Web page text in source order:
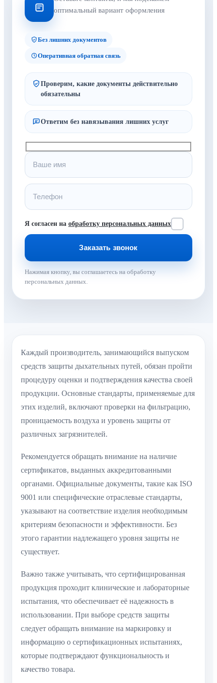
оптимальный вариант оформления
Без лишних документов
Оперативная обратная связь
Проверим, какие документы действительно
обязательны
Ответим без навязывания лишних услуг
Я согласен на обработку персональных данных
Нажимая кнопку, вы соглашаетесь на обработку
персональных данных.
Каждый производитель, занимающийся выпуском
средств защиты дыхательных путей, обязан пройти
процедуру оценки и подтверждения качества своей
продукции. Основные стандарты, применяемые для
этих изделий, включают проверки на фильтрацию,
проницаемость воздуха и уровень защиты от
различных загрязнителей.
Рекомендуется обращать внимание на наличие
сертификатов, выданных аккредитованными
органами. Официальные документы, такие как ISO
9001 или специфические отраслевые стандарты,
указывают на соответствие изделия необходимым
критериям безопасности и эффективности. Без
этого гарантии надлежащего уровня защиты не
существует.
Важно также учитывать, что сертифицированная
продукция проходит клинические и лабораторные
испытания, что обеспечивает её надежность в
использовании. При выборе средств защиты
следует обращать внимание на маркировку и
информацию о сертификационных испытаниях,
которые подтверждают функциональность и
качество товара.